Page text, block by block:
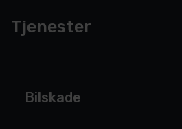
Tjenester
Bilskade